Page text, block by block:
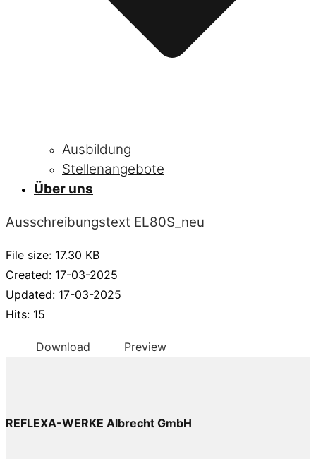
Ausbildung
Stellenangebote
Über uns
Ausschreibungstext EL80S_neu
File size: 17.30 KB
Created: 17-03-2025
Updated: 17-03-2025
Hits: 15
Download Preview
REFLEXA-WERKE Albrecht GmbH